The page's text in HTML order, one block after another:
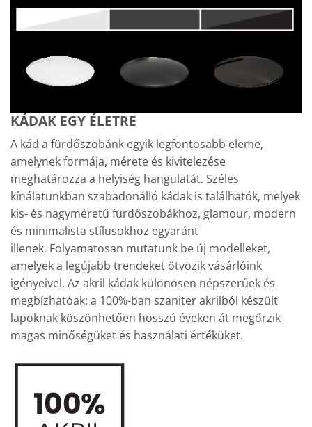
KÁDAK EGY ÉLETRE
A kád a fürdőszobánk egyik legfontosabb eleme,
amelynek formája, mérete és kivitelezése
meghatározza a helyiség hangulatát. Széles
kínálatunkban szabadonálló kádak is találhatók, melyek
kis- és nagyméretű fürdőszobákhoz, glamour, modern
és minimalista stílusokhoz egyaránt
illenek. Folyamatosan mutatunk be új modelleket,
amelyek a legújabb trendeket ötvözik vásárlóink
igényeivel. Az akril kádak különösen népszerűek és
megbízhatóak: a 100%-ban szaniter akrilból készült
lapoknak köszönhetően hosszú éveken át megőrzik
magas minőségüket és használati értéküket.